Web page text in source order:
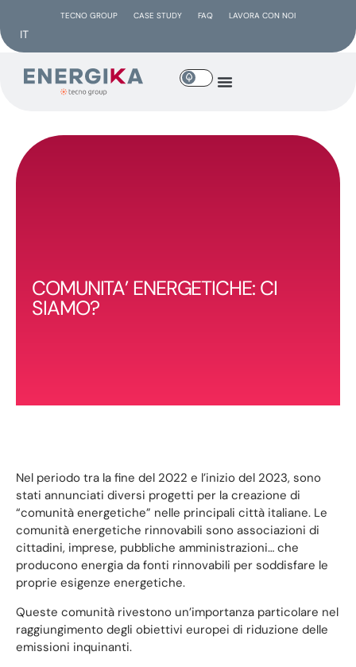
TECNO GROUP CASE STUDY FAQ LAVORA CON NOI
IT
COMUNITA’ ENERGETICHE: CI
SIAMO?
Nel periodo tra la fine del 2022 e l’inizio del 2023, sono
stati annunciati diversi progetti per la creazione di
“comunità energetiche” nelle principali città italiane. Le
comunità energetiche rinnovabili sono associazioni di
cittadini, imprese, pubbliche amministrazioni… che
producono energia da fonti rinnovabili per soddisfare le
proprie esigenze energetiche.
Queste comunità rivestono un’importanza particolare nel
raggiungimento degli obiettivi europei di riduzione delle
emissioni inquinanti.